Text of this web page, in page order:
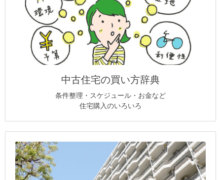
中古住宅の買い方辞典
条件整理・スケジュール・お金など
住宅購入のいろいろ